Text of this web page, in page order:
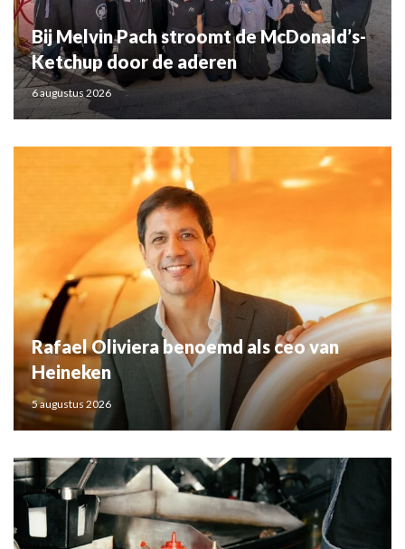
Bij Melvin Pach stroomt de McDonald’s-
Ketchup door de aderen
6 augustus 2026
Rafael Oliviera benoemd als ceo van
Heineken
5 augustus 2026